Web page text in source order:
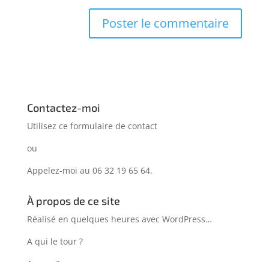
Contactez-moi
Utilisez ce formulaire de contact
ou
Appelez-moi au 06 32 19 65 64.
À propos de ce site
Réalisé en quelques heures avec WordPress…
A qui le tour ?